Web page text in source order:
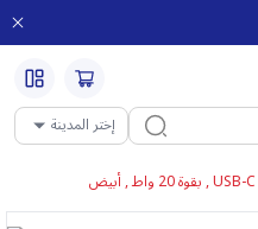
إختر المدينة